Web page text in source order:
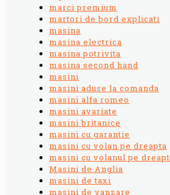
marci premium
martori de bord explicati
masina
masina electrica
masina potrivita
masina second hand
masini
masini aduse la comanda
masini alfa romeo
masini avariate
masini britanice
masini cu garantie
masini cu volan pe dreapta
masini cu volanul pe
Masini de Anglia
masini de taxi
masini de vanzare